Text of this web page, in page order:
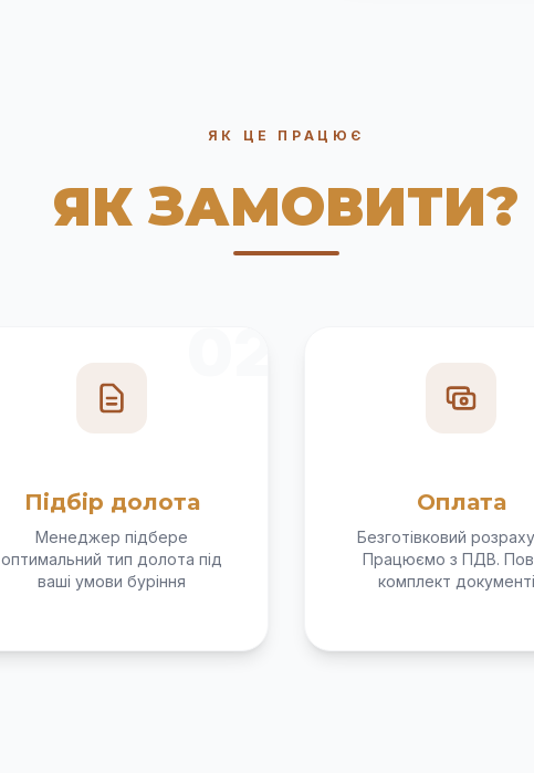
ЯК ЦЕ ПРАЦЮЄ
ЯК ЗАМОВИТИ?
Підбір долота
Менеджер підбере
оптимальний тип долота під
ваші умови буріння
Оплата
Безготівковий
Працюємо з ПДВ.
комплект